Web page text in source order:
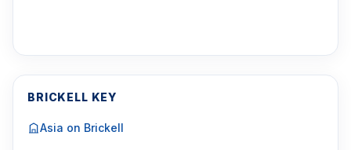
BRICKELL KEY
Asia on Brickell